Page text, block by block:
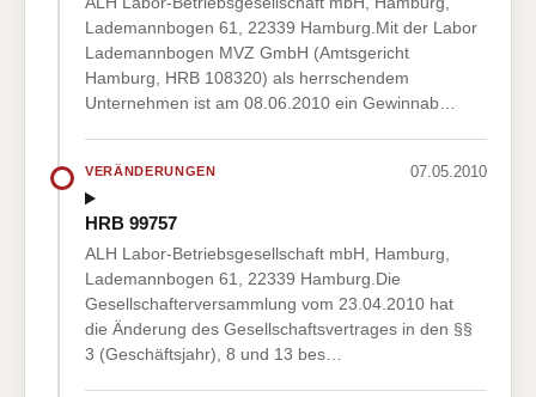
Lademannbogen 61, 22339 Hamburg.Mit der Labor
Lademannbogen MVZ GmbH (Amtsgericht
Hamburg, HRB 108320) als herrschendem
Unternehmen ist am 08.06.2010 ein Gewinnab…
VERÄNDERUNGEN 07.05.2010
HRB 99757
ALH Labor-Betriebsgesellschaft mbH, Hamburg,
Lademannbogen 61, 22339 Hamburg.Die
Gesellschafterversammlung vom 23.04.2010 hat
die Änderung des Gesellschaftsvertrages in den §§
3 (Geschäftsjahr), 8 und 13 bes…